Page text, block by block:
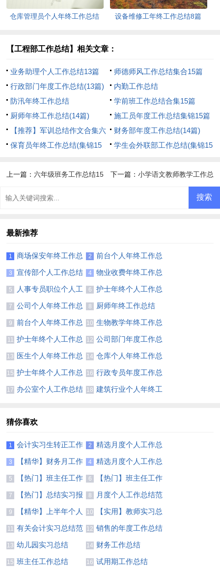
仓库管理员个人年终工作总结
设备维修工年终工作总结8篇
【工程部工作总结】相关文章：
业务助理个人工作总结13篇
师德师风工作总结集合15篇
行政部门年度工作总结(13篇)
内勤工作总结
防汛年终工作总结
学前班工作总结合集15篇
厨师年终工作总结(14篇)
施工员年度工作总结集锦15篇
【推荐】军训总结作文合集六
篇
财务部年度工作总结(14篇)
保育员年终工作总结(集锦15
学生会外联部工作总结(集锦15
上一篇：六年级班务工作总结15
下一篇： 小学语文教师教学工作总
最新推荐
1
商场保安年终工作总
结(通用15篇)
2
前台个人年终工作总
结【热】
3
宣传部个人工作总结
【热】
4
物业收费年终工作总
结
5
人事专员职位个人工
作总结
6
护士年终个人工作总
结【推荐】
7
公司个人年终工作总
结【推荐】
8
厨师年终工作总结
(集合14篇)
9
前台个人年终工作总
结集锦15篇
10 生物教学年终工作总
结
11
护士年终个人工作总
结12篇
12 公司部门年度工作总
结
13 医生个人年终工作总
结7篇
14 仓库个人年终工作总
结精选15篇
15 护士年终个人工作总
结【荐】
16 行政专员年度工作总
结10篇
17 办公室个人工作总结 18 建筑行业个人年终工
猜你喜欢
1
会计实习生转正工作
总结7篇
2
精选月度个人工作总
结锦集6篇
3
【精华】财务月工作
总结3篇
4
精选月度个人工作总
结模板集合五篇
5
【热门】班主任工作
总结模板汇总7篇
6
【热门】班主任工作
总结模板汇总7篇
7
【热门】总结实习报
告范文汇总七篇
8
月度个人工作总结范
文锦集5篇
9
【精华】上半年个人
工作总结范文5篇
10
【实用】教师实习总
结集锦9篇
11
有关会计实习总结范
文八篇
12 销售的年度工作总结
四篇
13 幼儿园实习总结 14 财务工作总结
15 班主任工作总结 16 试用期工作总结